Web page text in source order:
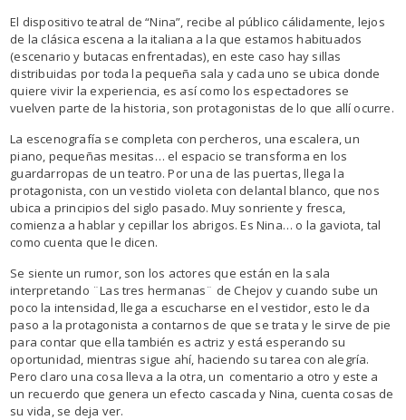
El dispositivo teatral de “Nina”, recibe al público cálidamente, lejos
de la clásica escena a la italiana a la que estamos habituados
(escenario y butacas enfrentadas), en este caso hay sillas
distribuidas por toda la pequeña sala y cada uno se ubica donde
quiere vivir la experiencia, es así como los espectadores se
vuelven parte de la historia, son protagonistas de lo que allí ocurre.
La escenografía se completa con percheros, una escalera, un
piano, pequeñas mesitas… el espacio se transforma en los
guardarropas de un teatro. Por una de las puertas, llega la
protagonista, con un vestido violeta con delantal blanco, que nos
ubica a principios del siglo pasado. Muy sonriente y fresca,
comienza a hablar y cepillar los abrigos. Es Nina… o la gaviota, tal
como cuenta que le dicen.
Se siente un rumor, son los actores que están en la sala
interpretando ¨Las tres hermanas¨ de Chejov y cuando sube un
poco la intensidad, llega a escucharse en el vestidor, esto le da
paso a la protagonista a contarnos de que se trata y le sirve de pie
para contar que ella también es actriz y está esperando su
oportunidad, mientras sigue ahí, haciendo su tarea con alegría.
Pero claro una cosa lleva a la otra, un comentario a otro y este a
un recuerdo que genera un efecto cascada y Nina, cuenta cosas de
su vida, se deja ver.